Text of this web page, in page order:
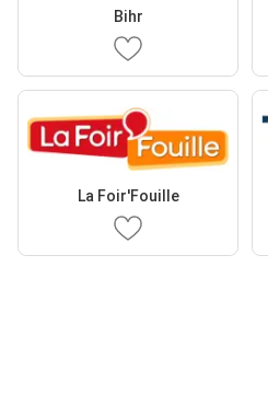
Bihr
La Foir'Fouille